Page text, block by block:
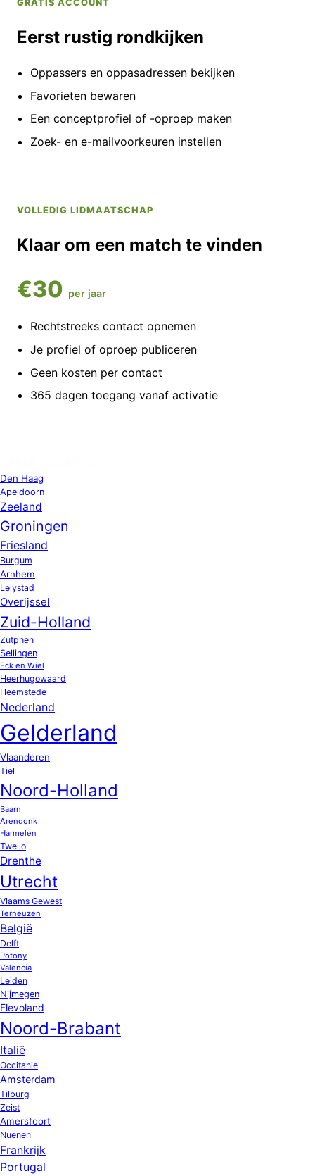
GRATIS ACCOUNT
Eerst rustig rondkijken
Oppassers en oppasadressen bekijken
Favorieten bewaren
Een conceptprofiel of -oproep maken
Zoek- en e-mailvoorkeuren instellen
VOLLEDIG LIDMAATSCHAP
Klaar om een match te vinden
€30 per jaar
Rechtstreeks contact opnemen
Je profiel of oproep publiceren
Geen kosten per contact
365 dagen toegang vanaf activatie
Den Haag
Apeldoorn
Zeeland
Groningen
Friesland
Burgum
Arnhem
Lelystad
Overijssel
Zuid-Holland
Zutphen
Sellingen
Eck en Wiel
Heerhugowaard
Heemstede
Nederland
Gelderland
Vlaanderen
Tiel
Noord-Holland
Baarn
Arendonk
Harmelen
Twello
Drenthe
Utrecht
Vlaams Gewest
Terneuzen
België
Delft
Potony
Valencia
Leiden
Nijmegen
Flevoland
Noord-Brabant
Italië
Occitanie
Amsterdam
Tilburg
Zeist
Amersfoort
Nuenen
Frankrijk
Portugal